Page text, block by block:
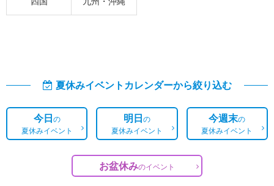
夏休みイベントカレンダーから絞り込む
今日の
夏休みイベント
明日の
夏休みイベント
今週末の
夏休みイベント
お盆休みのイベント